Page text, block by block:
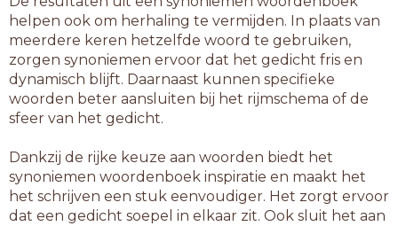
helpen ook om herhaling te vermijden. In plaats van
meerdere keren hetzelfde woord te gebruiken,
zorgen synoniemen ervoor dat het gedicht fris en
dynamisch blijft. Daarnaast kunnen specifieke
woorden beter aansluiten bij het rijmschema of de
sfeer van het gedicht.
Dankzij de rijke keuze aan woorden biedt het
synoniemen woordenboek inspiratie en maakt het
het schrijven een stuk eenvoudiger. Het zorgt ervoor
dat een gedicht soepel in elkaar zit. Ook sluit het aan